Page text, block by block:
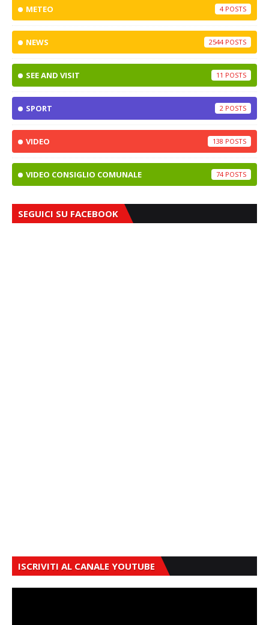
METEO 4
NEWS 2544
SEE AND VISIT 11
SPORT 2
VIDEO 138
VIDEO CONSIGLIO COMUNALE 74
SEGUICI SU FACEBOOK
ISCRIVITI AL CANALE YOUTUBE